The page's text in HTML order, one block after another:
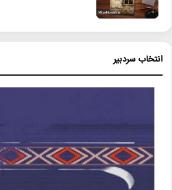
• راهیابی ۲ انیمیشن کوتاه به سی‌امین جشنواره فیلم رود آیلند
• شایعه یا واقعیت؟ نقش کلیدی پل توماس
منبع https://mizehonari.ir/12_009/
انتخاب سردبیر